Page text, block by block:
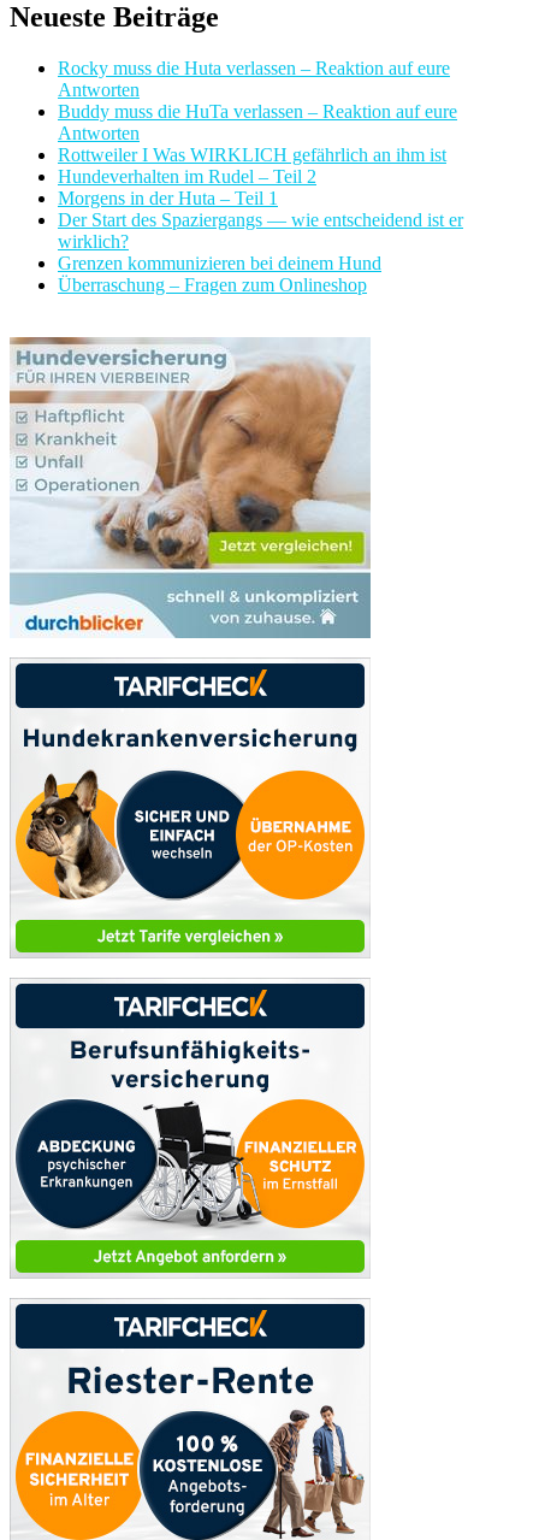
Neueste Beiträge
Rocky muss die Huta verlassen – Reaktion auf eure
Antworten
Buddy muss die HuTa verlassen – Reaktion auf eure
Antworten
Rottweiler I Was WIRKLICH gefährlich an ihm ist
Hundeverhalten im Rudel – Teil 2
Morgens in der Huta – Teil 1
Der Start des Spaziergangs — wie entscheidend ist er
wirklich?
Grenzen kommunizieren bei deinem Hund
Überraschung – Fragen zum Onlineshop